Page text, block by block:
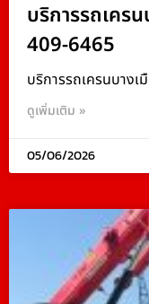
บริการรถเคร
409-6465
บริการรถเครนบาง
ดูเพิ่มเติม »
05/06/2026